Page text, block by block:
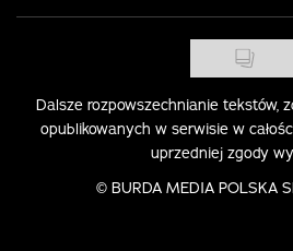
Dalsze rozpowszechnianie tekstów,
opublikowanych w serwisie w
uprzedniej zgody
© BURDA MEDIA POLSKA